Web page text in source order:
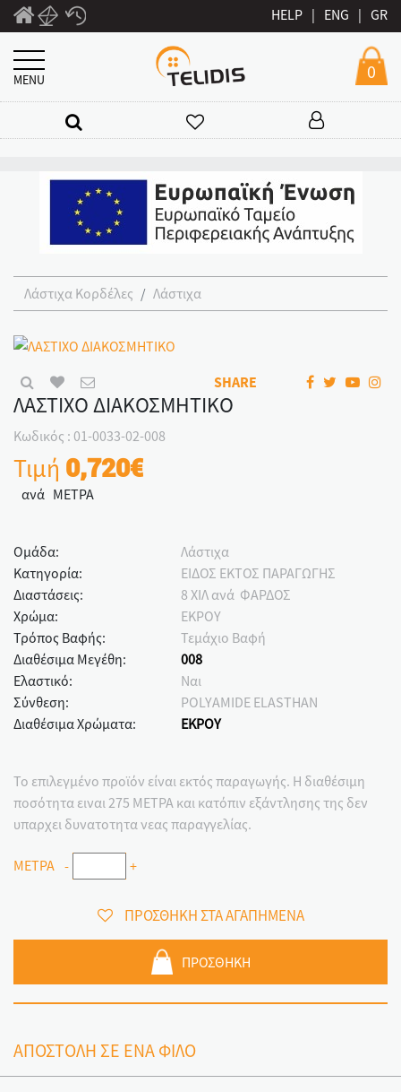
HELP | ENG | GR
MENU 0
Λάστιχα Κορδέλες Λάστιχα
SHARE
ΛΑΣΤΙΧΟ ΔΙΑΚΟΣΜΗΤΙΚΟ
Κωδικός : 01-0033-02-008
Τιμή 0,720€
ανά ΜΕΤΡΑ
Ομάδα:
Λάστιχα
Κατηγορία:
ΕΙΔΟΣ ΕΚΤΟΣ ΠΑΡΑΓΩΓΗΣ
Διαστάσεις:
8 ΧΙΛ ανά ΦΑΡΔΟΣ
Χρώμα:
ΕΚΡΟΥ
Τρόπος Βαφής:
Τεμάχιο Βαφή
Διαθέσιμα Μεγέθη:
008
Ελαστικό:
Ναι
Σύνθεση:
POLYAMIDE ELASTHAN
Διαθέσιμα Χρώματα:
ΕΚΡΟΥ
Το επιλεγμένο προϊόν είναι εκτός παραγωγής. Η διαθέσιμη
ποσότητα ειναι 275 ΜΕΤΡΑ και κατόπιν εξάντλησης της δεν
υπαρχει δυνατοτητα νεας παραγγελίας.
ΜΕΤΡΑ - +
ΠΡΟΣΘΗΚΗ ΣΤΑ ΑΓΑΠΗΜΕΝΑ
ΠΡΟΣΘΗΚΗ
ΑΠΟΣΤΟΛΗ ΣΕ ΕΝΑ ΦΙΛΟ